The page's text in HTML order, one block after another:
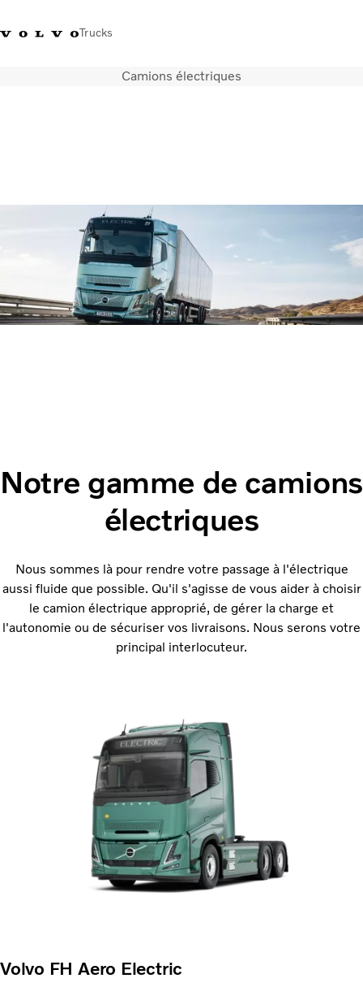
Trucks
Merchandise shopConnexionNederlands
Presse et médias
Nous contacter
Transition énergétique
Camions électriques
Notre gamme de camions
électriques
Nous sommes là pour rendre votre passage à l'électrique
aussi fluide que possible. Qu'il s'agisse de vous aider à choisir
le camion électrique approprié, de gérer la charge et
l'autonomie ou de sécuriser vos livraisons. Nous serons votre
principal interlocuteur.
Volvo FH Aero Electric